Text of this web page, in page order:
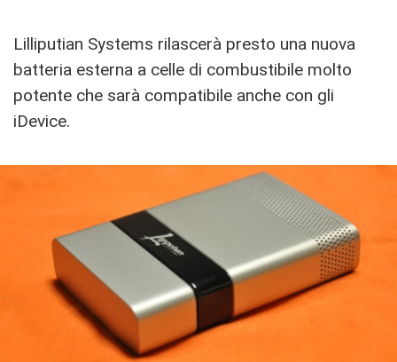
Lilliputian Systems rilascerà presto una nuova
batteria esterna a celle di combustibile molto
potente che sarà compatibile anche con gli
iDevice.